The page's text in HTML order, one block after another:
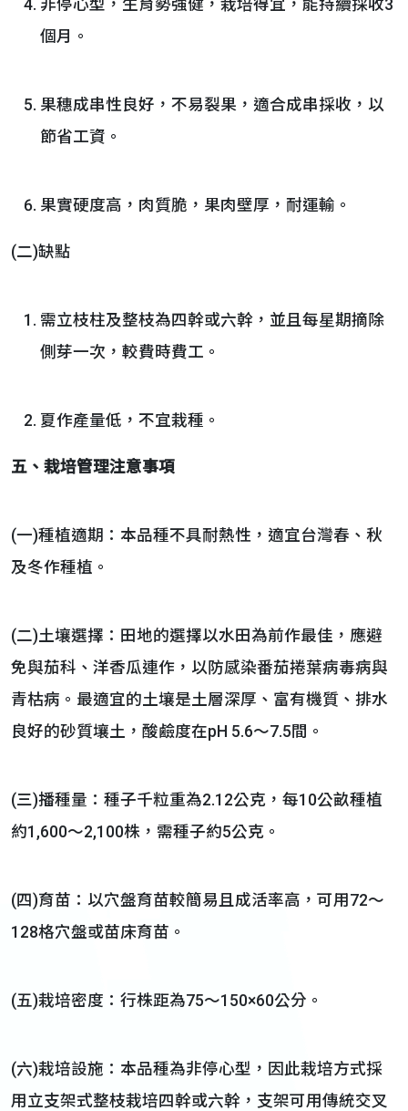
非停心型，生育勢強健，栽培得宜，能持續採收3
個月。
果穗成串性良好，不易裂果，適合成串採收，以
節省工資。
果實硬度高，肉質脆，果肉壁厚，耐運輸。
(二)缺點
需立枝柱及整枝為四幹或六幹，並且每星期摘除
側芽一次，較費時費工。
夏作產量低，不宜栽種。
五、栽培管理注意事項
(一)種植適期：本品種不具耐熱性，適宜台灣春、秋
及冬作種植。
(二)土壤選擇：田地的選擇以水田為前作最佳，應避
免與茄科、洋香瓜連作，以防感染番茄捲葉病毒病與
青枯病。最適宜的土壤是土層深厚、富有機質、排水
良好的砂質壤土，酸鹼度在pH 5.6～7.5間。
(三)播種量：種子千粒重為2.12公克，每10公畝種植
約1,600～2,100株，需種子約5公克。
(四)育苗：以穴盤育苗較簡易且成活率高，可用72～
128格穴盤或苗床育苗。
(五)栽培密度：行株距為75～150×60公分。
(六)栽培設施：本品種為非停心型，因此栽培方式採
用立支架式整枝栽培四幹或六幹，支架可用傳統交叉